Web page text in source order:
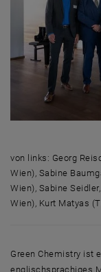
von links: Georg
Wien), Sabine
Wien), Sabine
Wien), Kurt Matyas
Green Chemistry ist
englischsprachiges